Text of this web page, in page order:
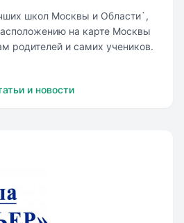
школ Москвы и Области`,
на карте Москвы
родителей и самих учеников.
и новости